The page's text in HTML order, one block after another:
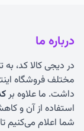
درباره ما
در دیجی کالا کد،
مختلف فروشگاه
داشت. ما علاوه بر
استفاده از آن و
شما اعلام می‌کنیم